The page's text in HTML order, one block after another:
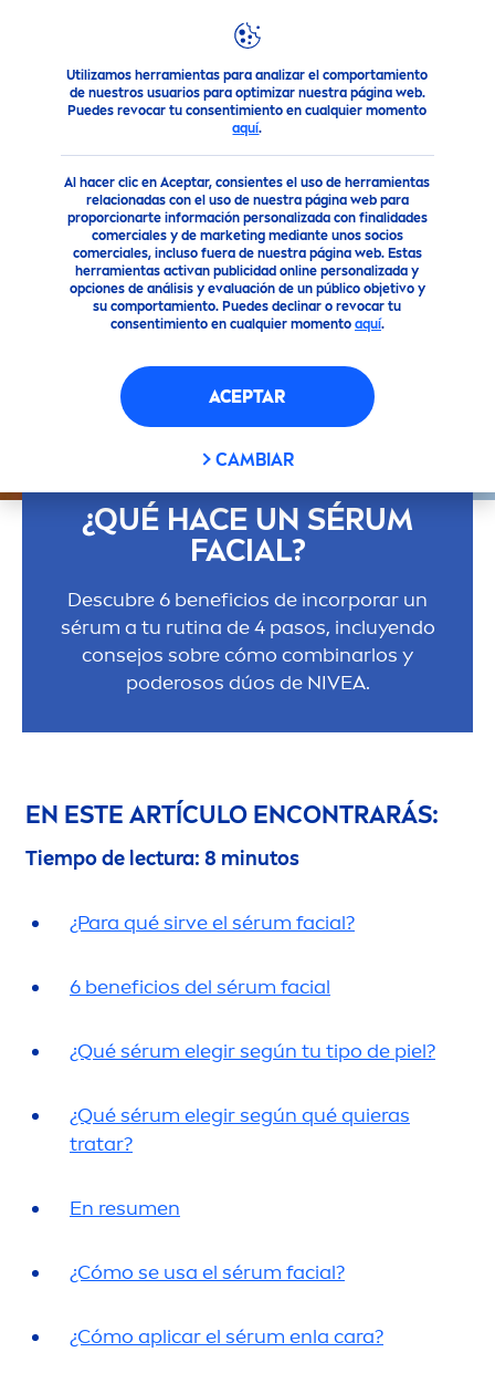
Utilizamos herramientas para analizar el comportamiento
de nuestros usuarios para optimizar nuestra página web.
Puedes revocar tu consentimiento en cualquier momento
aquí.
Al hacer clic en Aceptar, consientes el uso de herramientas
relacionadas con el uso de nuestra página web para
proporcionarte información personalizada con finalidades
comerciales y de marketing mediante unos socios
comerciales, incluso fuera de nuestra página web. Estas
herramientas activan publicidad online personalizada y
opciones de análisis y evaluación de un público objetivo y
su comportamiento. Puedes declinar o revocar tu
consentimiento en cualquier momento aquí.
ACEPTAR
CAMBIAR
Consejo Consejos para la Piel ¿Qué hace un sérum
¿QUÉ HACE UN SÉRUM
FACIAL?
Descubre 6 beneficios de incorporar un
sérum a tu rutina de 4 pasos, incluyendo
consejos sobre cómo combinarlos y
poderosos dúos de NIVEA.
EN ESTE ARTÍCULO ENCONTRARÁS:
Tiempo de lectura: 8 minutos
¿Para qué sirve el sérum facial?
6 beneficios del sérum facial
¿Qué sérum elegir según tu tipo de piel?
¿Qué sérum elegir según qué quieras
tratar?
En resumen
¿Cómo se usa el sérum facial?
¿Cómo aplicar el sérum enla cara?